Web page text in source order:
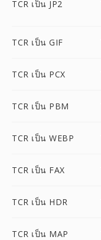
TCR เป็น JP2
TCR เป็น GIF
TCR เป็น PCX
TCR เป็น PBM
TCR เป็น WEBP
TCR เป็น FAX
TCR เป็น HDR
TCR เป็น MAP